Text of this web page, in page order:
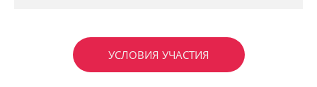
УСЛОВИЯ УЧАСТИЯ